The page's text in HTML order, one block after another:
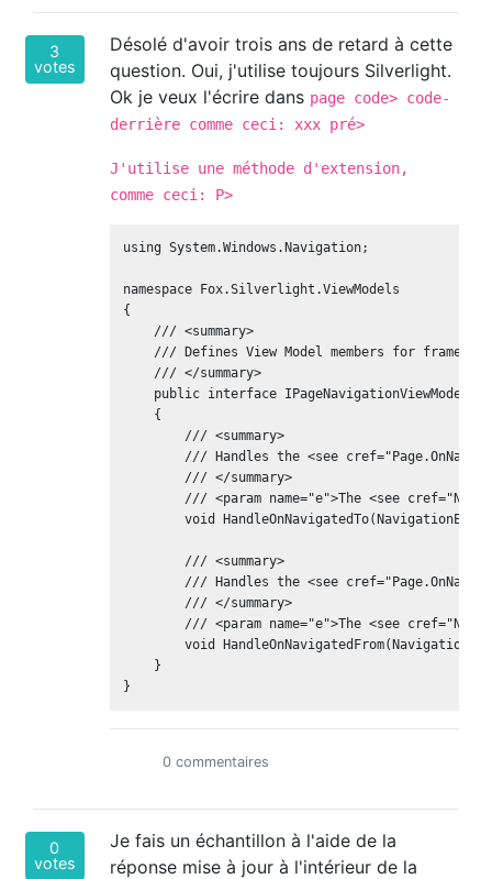
3
votes
Désolé d'avoir trois ans de retard à cette
question. Oui, j'utilise toujours Silverlight.
Ok je veux l'écrire dans page code> code-
derrière comme ceci: xxx pré>
J'utilise une méthode d'extension,
comme ceci: P>
using System.Windows.Navigation;
namespace Fox.Silverlight.ViewModels
{
    /// <summary>
/// Defines View Model members for frame-
    /// </summary>
    public interface IPageNavigationViewModel
    {
        /// <summary>
/// Handles the <see
        /// </summary>
/// <param name="e">The <see
void
        /// <summary>
/// Handles the <see
        /// </summary>
/// <param name="e">The <see
void
    }
0 commentaires
0
votes
Je fais un échantillon à l'aide de la
réponse mise à jour à l'intérieur de la